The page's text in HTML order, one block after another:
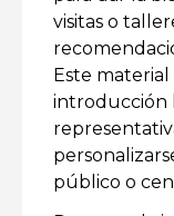
visitas o
Este
introducción
público o